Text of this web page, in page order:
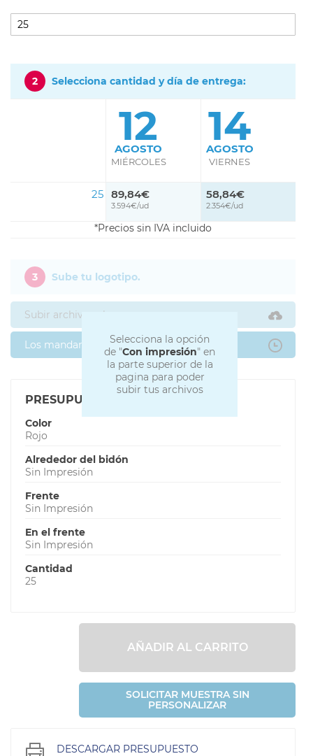
2 Selecciona cantidad y día de entrega:
12
AGOSTO
MIÉRCOLES
14
AGOSTO
VIERNES
25 89,84€
3.594€/ud
58,84€
2.354€/ud
Precios sin IVA incluido
Selecciona la opción
de "Con impresión" en
la parte superior de la
pagina para poder
subir tus archivos
3 Sube tu logotipo.
Subir archivos ahora
Los mandaré después
PRESUPUESTO
Color
Rojo
Alrededor del bidón
Sin Impresión
Frente
Sin Impresión
En el frente
Sin Impresión
Cantidad
25
AÑADIR AL CARRITO
SOLICITAR MUESTRA SIN
PERSONALIZAR
DESCARGAR PRESUPUESTO